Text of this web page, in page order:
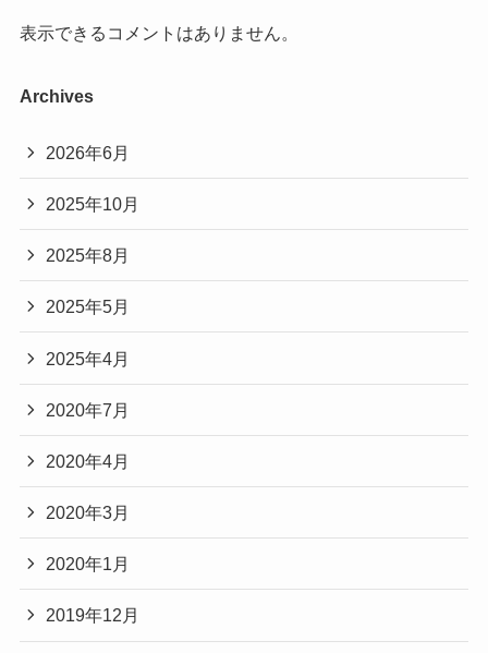
表示できるコメントはありません。
Archives
2026年6月
2025年10月
2025年8月
2025年5月
2025年4月
2020年7月
2020年4月
2020年3月
2020年1月
2019年12月